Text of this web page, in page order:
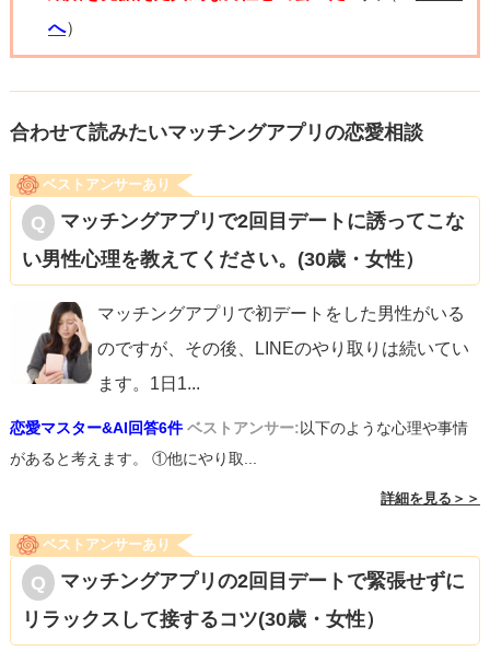
へ）
合わせて読みたいマッチングアプリの恋愛相談
ベストアンサーあり
マッチングアプリで2回目デートに誘ってこな
い男性心理を教えてください。(30歳・女性）
マッチングアプリで初デートをした男性がいる
のですが、その後、LINEのやり取りは続いてい
ます。1日1...
恋愛マスター&AI回答6件 ベストアンサー:以下のような心理や事情
があると考えます。 ①他にやり取...
詳細を見る＞＞
ベストアンサーあり
マッチングアプリの2回目デートで緊張せずに
リラックスして接するコツ(30歳・女性）